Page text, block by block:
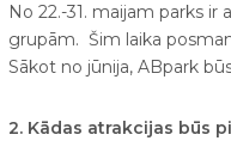
No 22.-31. maijam parks
grupām. Šim laika
Sākot no jūnija, ABpark
2. Kādas atrakcijas būs